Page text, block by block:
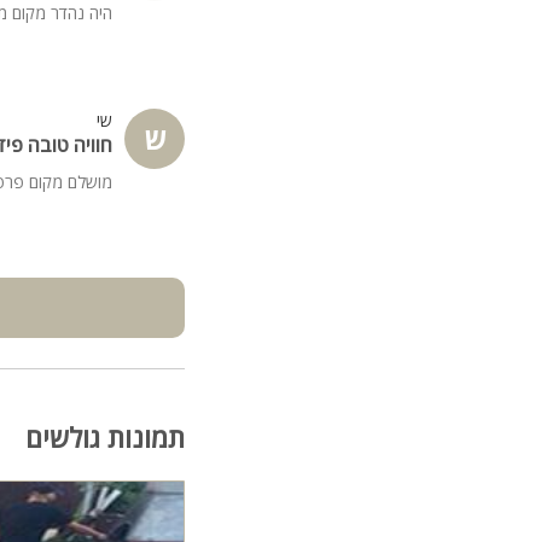
היה נהדר מקום
ש שי
חוויה טובה
מושלם מקום
תמונות גולשים